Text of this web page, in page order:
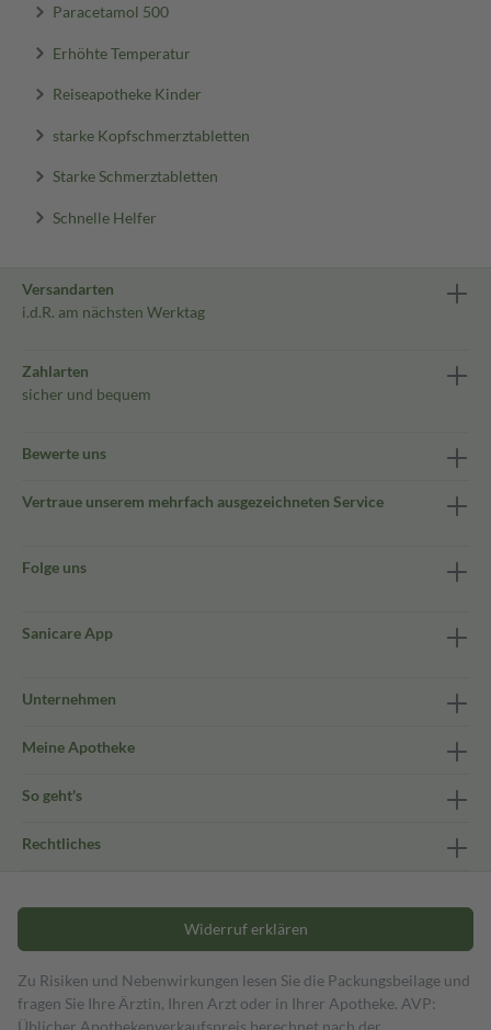
Paracetamol 500
Erhöhte Temperatur
Reiseapotheke Kinder
starke Kopfschmerztabletten
Starke Schmerztabletten
Schnelle Helfer
Versandarten
i.d.R. am nächsten Werktag
Zahlarten
sicher und bequem
Bewerte uns
Vertraue unserem mehrfach ausgezeichneten Service
Folge uns
Sanicare App
Unternehmen
Meine Apotheke
So geht's
Rechtliches
Widerruf erklären
Zu Risiken und Nebenwirkungen lesen Sie die Packungsbeilage und
fragen Sie Ihre Ärztin, Ihren Arzt oder in Ihrer Apotheke. AVP:
Üblicher Apothekenverkaufspreis berechnet nach der